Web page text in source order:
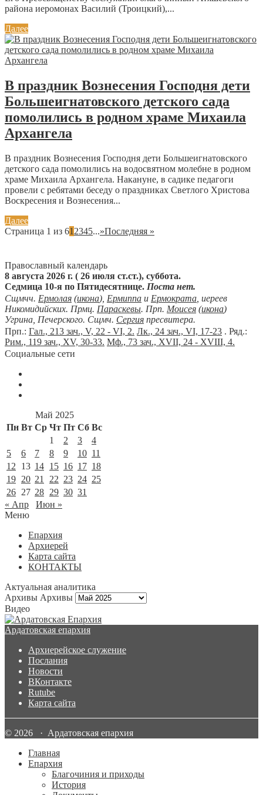
района иеромонах Василий (Троицкий),...
Далее
В праздник Вознесения Господня дети
Большеигнатовского детского сада
помолились в родном храме Михаила
Архангела
В праздник Вознесения Господня дети Большеигнатовского
детского сада помолились на водосвятном молебне в родном
храме Михаила Архангела. Накануне, в садике педагоги
провели с ребятами беседу о праздниках Светлого Христова
Воскресения и Вознесения...
Далее
Страница 1 из 61 2345...»Последняя »
Православный календарь
8 августа 2026 г. ( 26 июля ст.ст.), суббота.
Седмица 10-я по Пятидесятнице. Поста нет.
Сщмчч. Ермолая (икона), Ермиппа и Ермократа , иереев
Никомидийских. Прмц. Параскевы. Прп. Моисея (икона)
Угрина, Печерского. Сщмч. Сергия пресвитера.
Прп.: Гал., 213 зач., V, 22 - VI, 2. Лк., 24 зач., VI, 17-23 . Ряд.:
Рим., 119 зач., XV, 30-33. Мф., 73 зач., XVII, 24 - XVIII, 4.
Социальные сети
Май 2025
Пн Вт Ср Чт Пт Сб Вс
1
2 3
4
5
6 7 8 9 10 11
12
13 14 15 16 17 18
19 20 21 22 23 24 25
26 27 28 29 30 31
« Апр
Июн »
Меню
Епархия
Архиерей
Карта сайта
КОНТАКТЫ
Актуальная аналитика
Архивы Архивы
Видео
Ардатовская епархия
Архиерейское служение
Послания
Новости
ВКонтакте
Rutube
Карта сайта
© 2026 · Ардатовская епархия
Главная
Епархия
Благочиния и приходы
История